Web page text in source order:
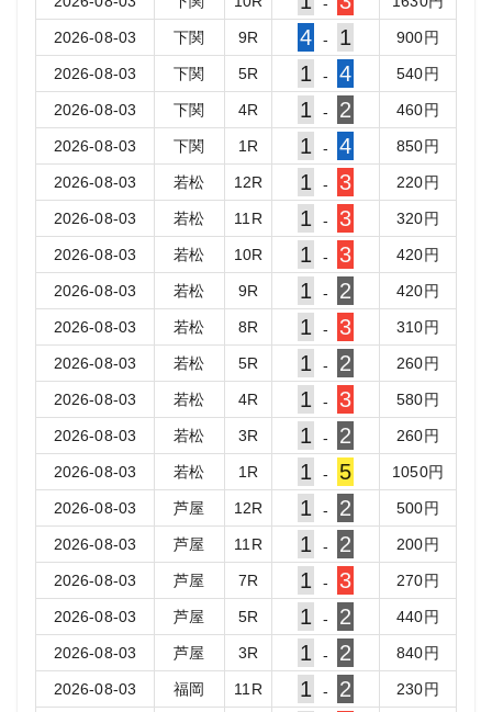
2026-08-03 下関 9R 4 - 1 900円
2026-08-03 下関 5R 1 - 4 540円
2026-08-03 下関 4R 1 - 2 460円
2026-08-03 下関 1 R 1 - 4 850円
2026-08-03 若松 12R 1 - 3 220円
2026-08-03 若松 11 R 1 - 3 320円
2026-08-03 若松 10R 1 - 3 420円
2026-08-03 若松 9R 1 - 2 420円
2026-08-03 若松 8R 1 - 3 310円
2026-08-03 若松 5R 1 - 2 260円
2026-08-03 若松 4R 1 - 3 580円
2026-08-03 若松 3R 1 - 2 260円
2026-08-03 若松 1 R 1 - 5 1050円
2026-08-03 芦屋 12R 1 - 2 500円
2026-08-03 芦屋 11 R 1 - 2 200円
2026-08-03 芦屋 7R 1 - 3 270円
2026-08-03 芦屋 5R 1 - 2 440円
2026-08-03 芦屋 3R 1 - 2 840円
2026-08-03 福岡 11 R 1 - 2 230円